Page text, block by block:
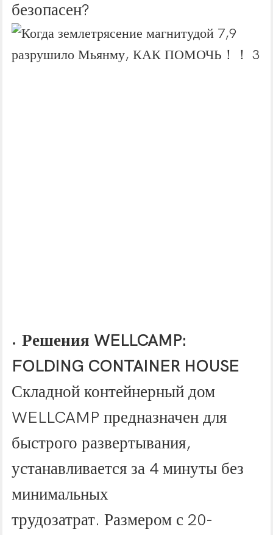
безопасен?
Решения WELLCAMP:
FOLDING CONTAINER HOUSE
Складной контейнерный дом
WELLCAMP предназначен для
быстрого развертывания,
устанавливается за 4 минуты без
минимальных
трудозатрат. Размером с 20-